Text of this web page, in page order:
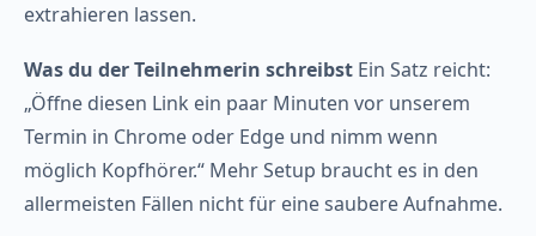
extrahieren lassen.
Was du der Teilnehmerin schreibst Ein Satz reicht:
„Öffne diesen Link ein paar Minuten vor unserem
Termin in Chrome oder Edge und nimm wenn
möglich Kopfhörer.“ Mehr Setup braucht es in den
allermeisten Fällen nicht für eine saubere Aufnahme.